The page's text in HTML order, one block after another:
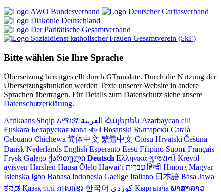
Bitte wählen Sie Ihre Sprache
Übersetzung bereitgestellt durch GTranslate. Durch die Nutzung der
Übersetzungsfunktion werden Texte unserer Website in andere
Sprachen übertragen. Für Details zum Datenschutz siehe unsere
Datenschutzerklärung.
Afrikaans Shqip አማርኛ العربية Հայերեն Azərbaycan dili
Euskara Беларуская мова বাংলা Bosanski Български Català
Cebuano Chichewa 简体中文 繁體中文 Corsu Hrvatski Čeština‎
Dansk Nederlands English Esperanto Eesti Filipino Suomi Français
Frysk Galego ქართული Deutsch Ελληνικά ગુજરાતી Kreyol
ayisyen Harshen Hausa Ōlelo Hawaiʻi עִבְרִית हिन्दी Hmong Magyar
Íslenska Igbo Bahasa Indonesia Gaeilge Italiano 日本語 Basa Jawa
ಕನ್ನಡ Қазақ тілі ភាសាខ្មែរ 한국어 Кыргызча ພາສາລາວ